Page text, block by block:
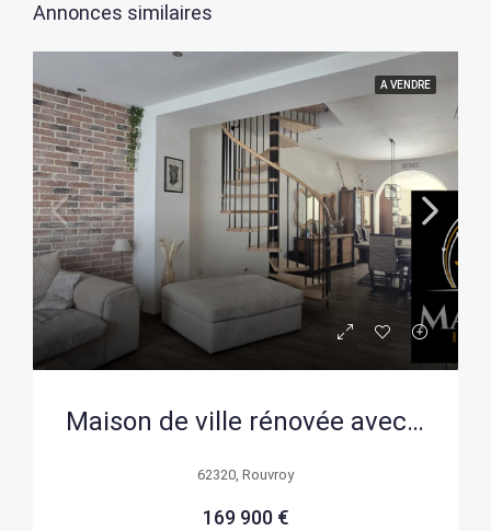
Annonces similaires
A VENDRE
Maison de ville rénovée avec 3 chambres à Rouvroy – Excellente opportunité
62320, Rouvroy
169 900 €